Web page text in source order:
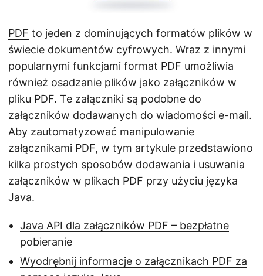
PDF to jeden z dominujących formatów plików w
świecie dokumentów cyfrowych. Wraz z innymi
popularnymi funkcjami format PDF umożliwia
również osadzanie plików jako załączników w
pliku PDF. Te załączniki są podobne do
załączników dodawanych do wiadomości e-mail.
Aby zautomatyzować manipulowanie
załącznikami PDF, w tym artykule przedstawiono
kilka prostych sposobów dodawania i usuwania
załączników w plikach PDF przy użyciu języka
Java.
Java API dla załączników PDF – bezpłatne
pobieranie
Wyodrębnij informacje o załącznikach PDF za